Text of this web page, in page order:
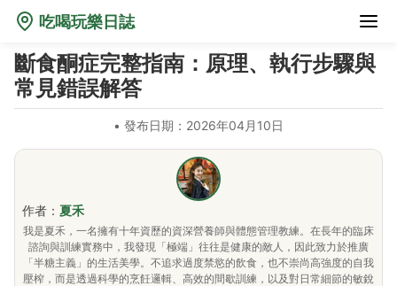
吃喝玩樂日誌
斷食酮症完整指南：原理、執行步驟與
常見錯誤解答
• 發布日期：2026年04月10日
作者： 夏禾
我是夏禾，一名擁有十年資歷的資深營養師與體態管理教練。在長年的臨床
諮詢與訓練實務中，我發現「極端」往往是健康的敵人，因此致力於推廣
「半糖主義」的生活美學。不追求過度禁慾的飲食，也不崇尚高強度的自我
壓榨，而是透過科學的烹飪邏輯、高效的間歇訓練，以及對日常細節的敏銳